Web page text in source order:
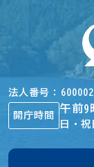
法人番号
開庁時間
午前9
日・祝